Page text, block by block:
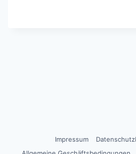
Impressum